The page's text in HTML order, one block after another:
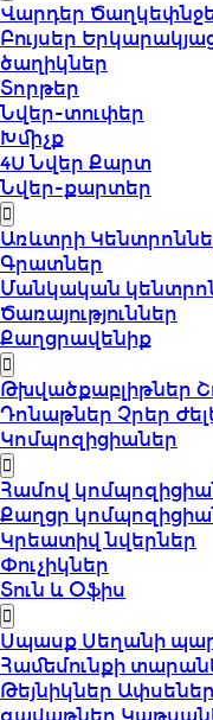
Վարդեր
Բույսեր
ծաղիկներ
Տորթեր
Նվեր-տուփեր
Խմիչք
4U Նվեր Քարտ
Նվեր-քարտեր
Առևտրի
Գրատներ
Մանկական
Ծառայություններ
Քաղցրավենիք
Թխվածքաբլիթներ
Դոնաթներ Չրեր
Կոմպոզիցիաներ
Համով
Քաղցր
Կրեատիվ նվերներ
Փուչիկներ
Տուն և Օֆիս
Սպասք Սեղանի
Համեմունքի
Թեյնիկներ